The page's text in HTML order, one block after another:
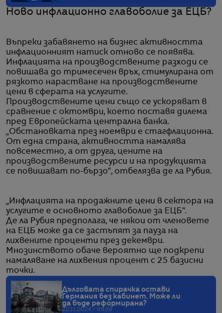
Ново инфлационно главоболие за ЕЦБ?
Въпреки забавянето на бизнес активността
инфлационният натиск отново се появява.
Инфлацията на производствените разходи се
повишава до тримесечен връх, стимулирана от
рязкото нарастване на производствените
цени в сферата на услугите.
Производствените цени също се ускоряват в
сравнение с октомври, което поставя дилема
пред Европейската централна банка.
„Обстановката през ноември е стагфлационна.
От една страна, активността намалява
повсеместно, а от друга, цените на
производствените ресурси и на продукцията
се повишават по-бързо“, отбелязва де ла Рубия.
„Инфлацията на продажните цени в сектора на
услугите е основното главоболие за ЕЦБ“.
Де ла Рубия предполага, че някои от членовете
на ЕЦБ може да се застъпят за пауза на
лихвените проценти през декември.
Мнозинството обаче вероятно ще подкрепи
намаляване на лихвения процент с 25 базисни
точки.
Дълговата спирачка остави
Германия без кабинет. Може ли
да бъде реформирана?
22.11.2024 / 09:59